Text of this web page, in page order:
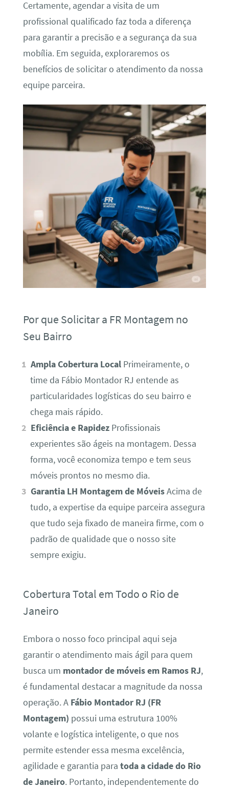
Certamente, agendar a visita de um
profissional qualificado faz toda a diferença
para garantir a precisão e a segurança da sua
mobília. Em seguida, exploraremos os
benefícios de solicitar o atendimento da nossa
equipe parceira.
Por que Solicitar a FR Montagem no
Seu Bairro
Ampla Cobertura Local Primeiramente, o
time da Fábio Montador RJ entende as
particularidades logísticas do seu bairro e
chega mais rápido.
Eficiência e Rapidez Profissionais
experientes são ágeis na montagem. Dessa
forma, você economiza tempo e tem seus
móveis prontos no mesmo dia.
Garantia LH Montagem de MóveisAcima de
tudo, a expertise da equipe parceira assegura
que tudo seja fixado de maneira firme, com o
padrão de qualidade que o nosso site
sempre exigiu.
Cobertura Total em Todo o Rio de
Janeiro
Embora o nosso foco principal aqui seja
garantir o atendimento mais ágil para quem
busca um montador de móveis em Ramos RJ,
é fundamental destacar a magnitude da nossa
operação. A Fábio Montador RJ (FR
Montagem) possui uma estrutura 100%
volante e logística inteligente, o que nos
permite estender essa mesma excelência,
agilidade e garantia para toda a cidade do Rio
de Janeiro. Portanto, independentemente do